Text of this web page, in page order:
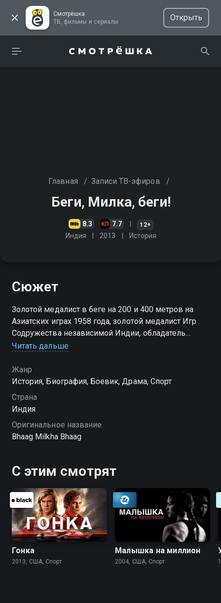
Смотрёшка
ТВ, фильмы и сериалы
Открыть
Главная / Записи ТВ-эфиров /
Беги, Милка, беги!
8.3 7.7 12+
Индия 2013 История
Сюжет
Золотой медалист в беге на 200 и 400 метров на
Азиатских играх 1958 года, золотой медалист Игр
Содружества независимой Индии, обладатель
бронзовой медали на Олимпиаде в Риме в 1960
за одну рупию
Читать дальше
Жанр
История, Биография, Боевик, Драма, Спорт
Страна
Индия
Оригинальное название
Bhaag Milkha Bhaag
С этим смотрят
Гонка
2013, США, Спорт
Малышка на миллион
2004, США, Спорт